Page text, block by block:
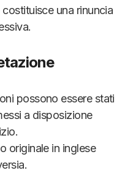
una rinuncia
possono essere stati
a disposizione
originale in inglese